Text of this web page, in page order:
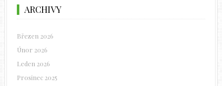
ARCHIVY
Březen 2026
Únor 2026
Leden 2026
Prosinec 2025